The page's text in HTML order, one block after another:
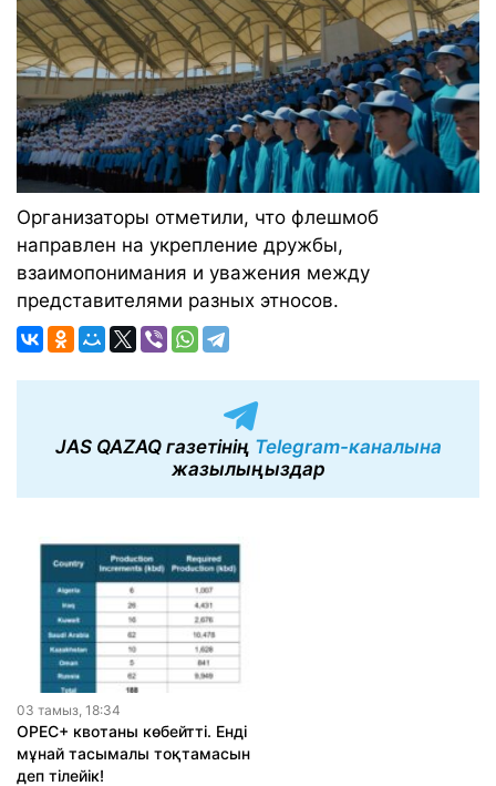
Организаторы отметили, что флешмоб
направлен на укрепление дружбы,
взаимопонимания и уважения между
представителями разных этносов.
JAS QAZAQ газетінің Telegram-каналына
жазылыңыздар
03 тамыз, 18:34
OPEC+ квотаны көбейтті. Енді
мұнай тасымалы тоқтамасын
деп тілейік!